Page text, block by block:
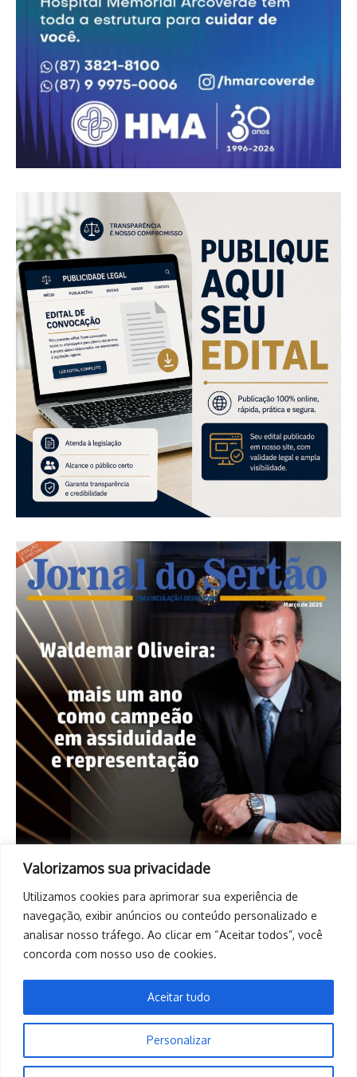
Valorizamos sua privacidade
Utilizamos cookies para aprimorar sua experiência de
navegação, exibir anúncios ou conteúdo personalizado e
analisar nosso tráfego. Ao clicar em “Aceitar todos”, você
concorda com nosso uso de cookies.
Personalizar
Aceitar tudo